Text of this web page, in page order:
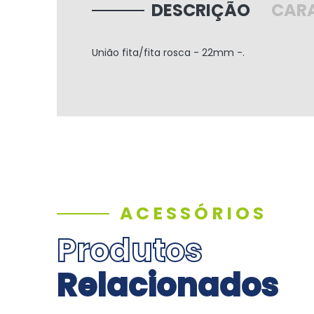
DESCRIÇÃO
União fita/fita rosca - 22mm -.
ACESSÓRIOS
Produtos
Relacionados